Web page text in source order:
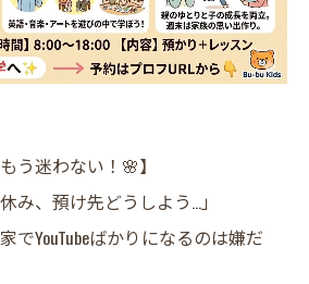
う迷わない！🌸】
み、預け先どうしよう…」
でYouTubeばかりになるのは嫌だ